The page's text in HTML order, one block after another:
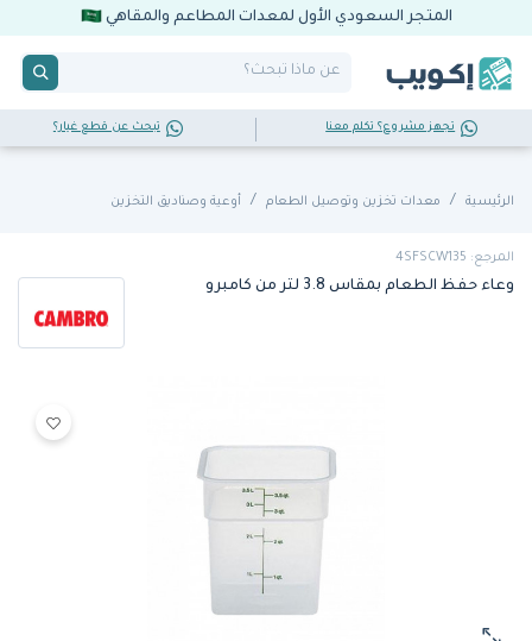
المتجر السعودي الأول لمعدات المطاعم والمقاهي
تجهز مشروع؟ تكلم معنا تبحث عن قطع غيار؟
الرئيسية معدات تخزين وتوصيل الطعام أوعية وصناديق التخزين
المرجع: 4SFSCW135
وعاء حفظ الطعام بمقاس 3.8 لتر من كامبرو